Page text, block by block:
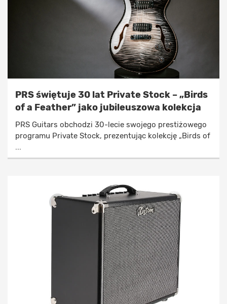
PRS świętuje 30 lat Private Stock – „Birds
of a Feather” jako jubileuszowa kolekcja
PRS Guitars obchodzi 30-lecie swojego prestiżowego
programu Private Stock, prezentując kolekcję „Birds of
...